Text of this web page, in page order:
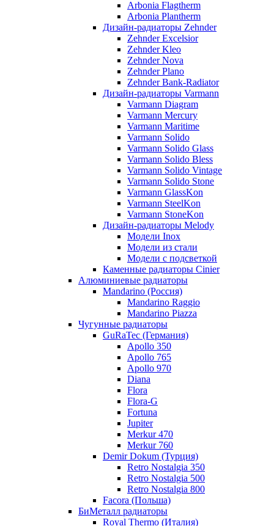
Arbonia Flagtherm
Arbonia Plantherm
Дизайн-радиаторы Zehnder
Zehnder Excelsior
Zehnder Kleo
Zehnder Nova
Zehnder Plano
Zehnder Bank-Radiator
Дизайн-радиаторы Varmann
Varmann Diagram
Varmann Mercury
Varmann Maritime
Varmann Solido
Varmann Solido Glass
Varmann Solido Bless
Varmann Solido Vintage
Varmann Solido Stone
Varmann GlassKon
Varmann SteelKon
Varmann StoneKon
Дизайн-радиаторы Melody
Модели Inox
Модели из стали
Модели с подсветкой
Каменные радиаторы Cinier
Алюминиевые радиаторы
Mandarino (Россия)
Mandarino Raggio
Mandarino Piazza
Чугунные радиаторы
GuRaTec (Германия)
Apollo 350
Apollo 765
Apollo 970
Diana
Flora
Flora-G
Fortuna
Jupiter
Merkur 470
Merkur 760
Demir Dokum (Турция)
Retro Nostalgia 350
Retro Nostalgia 500
Retro Nostalgia 800
Facora (Польша)
БиМеталл радиаторы
Royal Thermo (Италия)